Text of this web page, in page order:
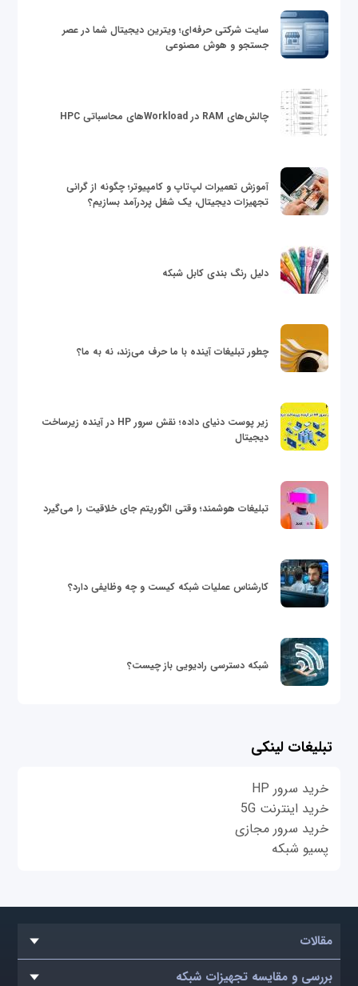
سایت شرکتی حرفه‌ای؛ ویترین دیجیتال شما در عصر
جستجو و هوش مصنوعی
چالش‌های RAM در Workloadهای محاسباتی HPC
آموزش تعمیرات لپ‌تاپ و کامپیوتر؛ چگونه از گرانی
تجهیزات دیجیتال، یک شغل پردرآمد بسازیم؟
دلیل رنگ بندی کابل شبکه
چطور تبلیغات آینده با ما حرف می‌زند، نه به ما؟
زیر پوست دنیای داده؛ نقش سرور HP در آینده زیرساخت
دیجیتال
تبلیغات هوشمند؛ وقتی الگوریتم جای خلاقیت را می‌گیرد
کارشناس عملیات شبکه کیست و چه وظایفی دارد؟
شبکه دسترسی رادیویی باز چیست؟
تبلیغات لینکی
خرید سرور HP
خرید اینترنت 5G
خرید سرور مجازی
پسیو شبکه
مقالات
بررسی و مقایسه تجهیزات شبکه